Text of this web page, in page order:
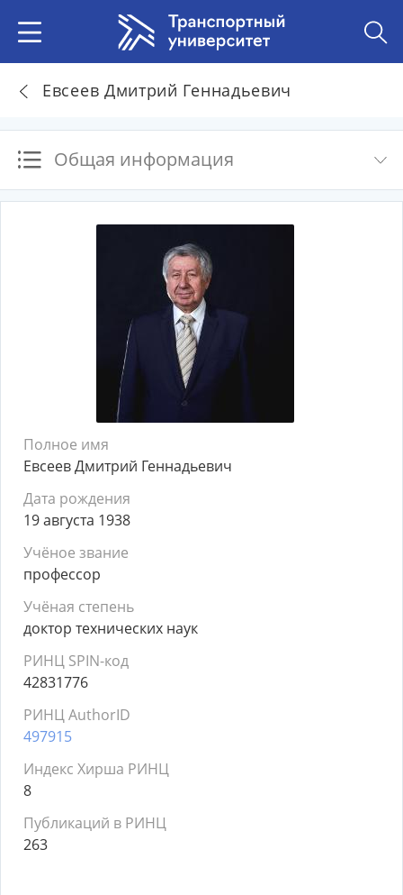
Евсеев Дмитрий Геннадьевич
Общая информация
Полное имя
Евсеев Дмитрий Геннадьевич
Дата рождения
19 августа 1938
Учёное звание
профессор
Учёная степень
доктор технических наук
РИНЦ SPIN-код
42831776
РИНЦ AuthorID
497915
Индекс Хирша РИНЦ
8
Публикаций в РИНЦ
263